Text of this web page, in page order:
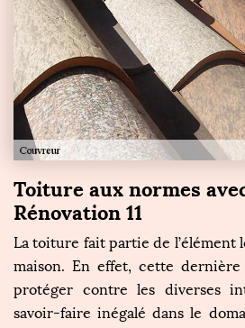
Toiture aux normes
Rénovation 11
La toiture fait partie de l’élément
maison. En effet, cette
protéger contre les diverses
savoir-faire inégalé dans le